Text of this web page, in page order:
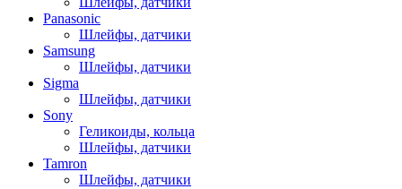
Panasonic
Шлейфы, датчики
Samsung
Шлейфы, датчики
Sigma
Шлейфы, датчики
Sony
Геликоиды, кольца
Шлейфы, датчики
Tamron
Шлейфы, датчики